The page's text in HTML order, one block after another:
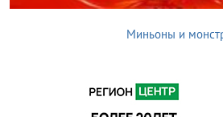
Миньоны и